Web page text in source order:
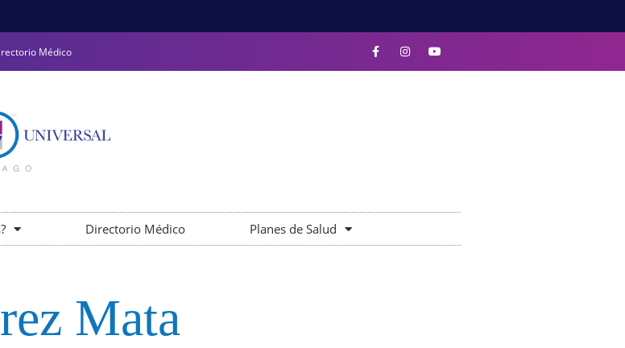
Médico
Directorio Médico Planes de Salud
Mata